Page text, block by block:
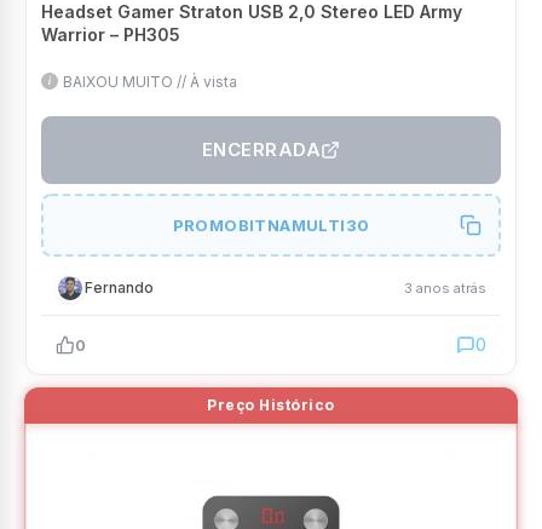
Headset Gamer Straton USB 2,0 Stereo LED Army
Warrior – PH305
BAIXOU MUITO // À vista
ENCERRADA
PROMOBITNAMULTI30
Fernando 3 anos atrás
0 0